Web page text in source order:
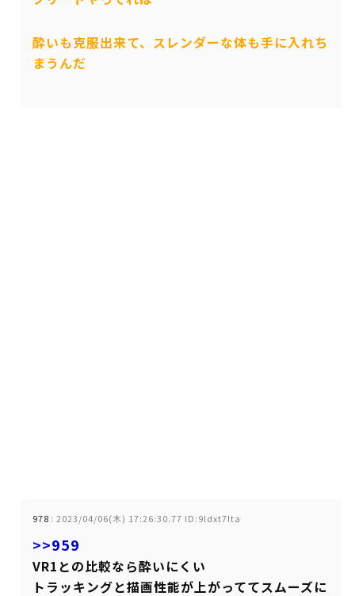
酔いも克服出来て、スレンダーな体も手に入れち
まうんだ
978 : 2023/04/06(木) 17:26:30.77 ID:9Idxt7lta
>>959
VR1との比較なら酔いにくい
トラッキングと描画性能が上がっててスムーズに